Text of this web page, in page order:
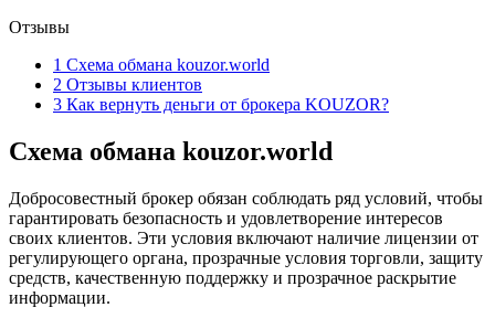
Отзывы
1 Схема обмана kouzor.world
2 Отзывы клиентов
3 Как вернуть деньги от брокера KOUZOR?
Схема обмана kouzor.world
Добросовестный брокер обязан соблюдать ряд условий, чтобы
гарантировать безопасность и удовлетворение интересов
своих клиентов. Эти условия включают наличие лицензии от
регулирующего органа, прозрачные условия торговли, защиту
средств, качественную поддержку и прозрачное раскрытие
информации.